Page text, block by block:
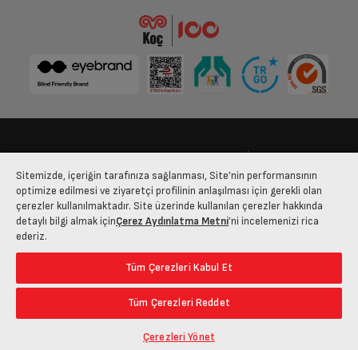
Bize Ulaşın Kişisel Verilerin Korunması İşlem Rehberi
Satış Sözleşmesi
© 2025 arcelik.com.tr
Sitemizde, içeriğin tarafınıza sağlanması, Site’nin performansının
optimize edilmesi ve ziyaretçi profilinin anlaşılması için gerekli olan
çerezler kullanılmaktadır. Site üzerinde kullanılan çerezler hakkında
detaylı bilgi almak içinÇerez Aydınlatma Metni’ni incelemenizi rica
ederiz.
Tüm Çerezleri Kabul Et
Tüm Çerezleri Reddet
Çerezleri Yönet